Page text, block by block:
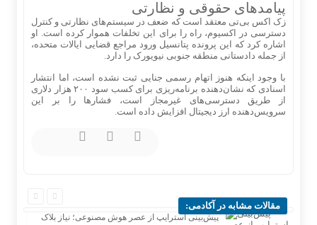
پیامدهای حقوقی و نظارتی
زک اکس بی‌تی معتقد است که ضعف در سیستم‌های نظارتی و کنترل
دسترسی در اکسیوم، راه را برای این تخلفات هموار کرده است. او
اشاره کرد که این پرونده پتانسیل ورود مراجع قضایی ایالات متحده،
از جمله دادستانی منطقه جنوبی نیویورک را دارد.
با وجود اینکه هنوز اتهام رسمی جنایی ثبت نشده است، اما انتشار
اسنادی که نشان‌دهنده برنامه‌ریزی برای کسب سود ۲۰۰ هزار دلاری
از طریق دسترسی‌های غیرمجاز است، فشارها را بر این
سرویس‌دهنده ارز دیجیتال افزایش داده است.
مقالات مشابه در آکادمی:
پیش‌بینی استرایپ از عصر هوش مصنوعی؛ نیاز بلاک